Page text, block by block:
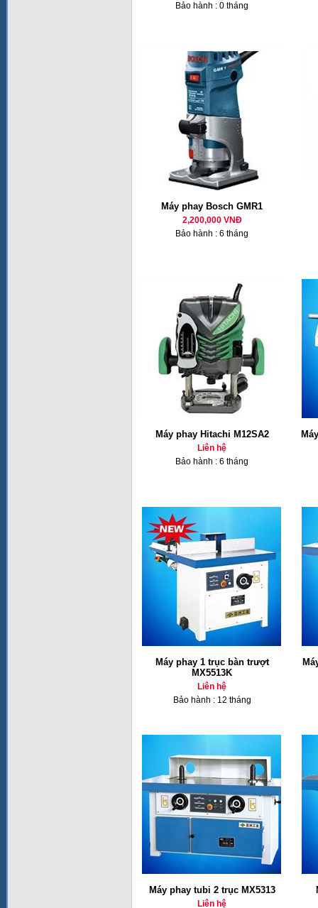
Bảo hành : 0 tháng
Máy phay Bosch GMR1
2,200,000 VNĐ
Bảo hành : 6 tháng
Máy phay Hitachi M12SA2
Liên hệ
Bảo hành : 6 tháng
Máy phay 1 trục bàn trượt
MX5513K
Liên hệ
Bảo hành : 12 tháng
Máy phay tubi 2 trục MX5313
Liên hệ